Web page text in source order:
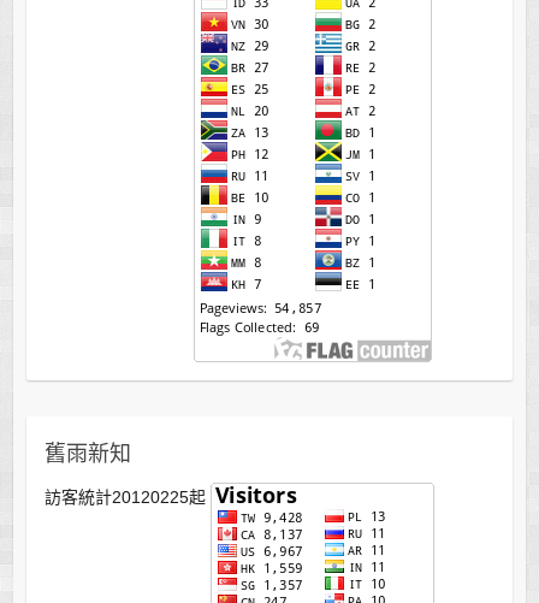
舊雨新知
訪客統計20120225起